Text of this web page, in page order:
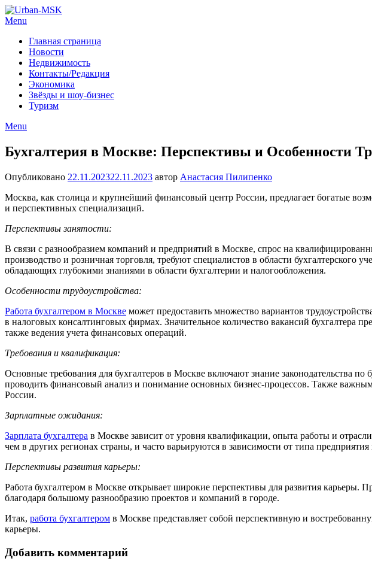
Menu
Главная страница
Новости
Недвижимость
Контакты/Редакция
Экономика
Звёзды и шоу-бизнес
Туризм
Menu
Бухгалтерия в Москве: Перспективы и Особенности
Опубликовано 22.11.202322.11.2023 автор Анастасия Пилипенко
Москва, как столица и крупнейший финансовый центр России, предлагает богатые
и перспективных специализаций.
Перспективы занятости:
В связи с разнообразием компаний и предприятий в Москве, спрос на
производство и розничная торговля, требуют специалистов в области
обладающих глубокими знаниями в области бухгалтерии и налогообложения.
Особенности трудоустройства:
Работа бухгалтером в Москве может предоставить множество вариантов
в налоговых консалтинговых фирмах. Значительное количество вакансий бухгалтера
также ведения учета финансовых операций.
Требования и квалификация:
Основные требования для бухгалтеров в Москве включают знание законодательства
проводить финансовый анализ и понимание основных бизнес-процессов. Также
России.
Зарплатные ожидания:
Зарплата бухгалтера в Москве зависит от уровня квалификации, опыта работы и
чем в других регионах страны, и часто варьируются в зависимости от типа предприятия
Перспективы развития карьеры:
Работа бухгалтером в Москве открывает широкие перспективы для развития карьеры.
благодаря большому разнообразию проектов и компаний в городе.
Итак, работа бухгалтером в Москве представляет собой перспективную и
карьеры.
Добавить комментарий